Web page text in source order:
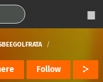
Follow